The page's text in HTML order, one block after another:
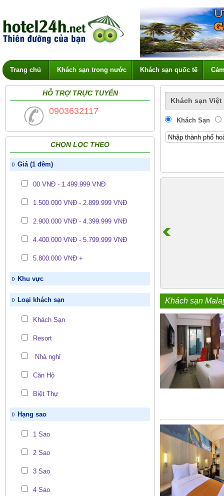
Trang chủ Khách sạn trong nước Khách sạn quốc tế
HỖ TRỢ TRỰC TUYẾN
0903632117
CHỌN LỌC THEO
Giá (1 đêm)
00 VNĐ - 1.499.999 VNĐ
1.500.000 VNĐ - 2.899.999 VNĐ
2.900.000 VNĐ - 4.399.999 VNĐ
4.400.000 VNĐ - 5.799.999 VNĐ
5.800.000 VNĐ +
Khu vực
Loại khách sạn
Khách Sạn
Resort
Nhà nghỉ
Căn Hộ
Biệt Thự
Hạng sao
1 Sao
2 Sao
3 Sao
4 Sao
Khách sạn Việt
Khách Sạn
Khách sạn